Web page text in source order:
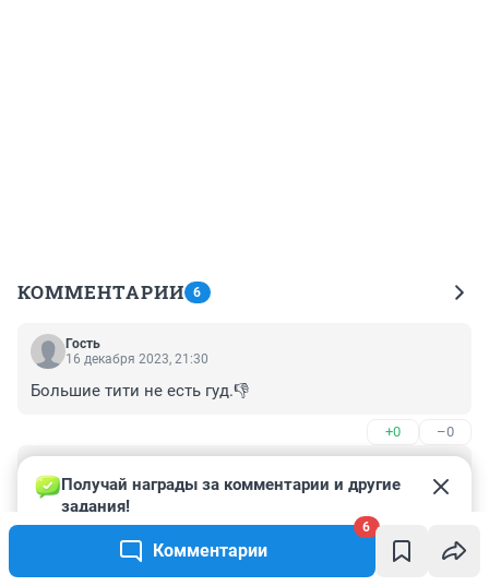
Комментарии
6
КОММЕНТАРИИ 6
Гость
16 декабря 2023, 21:30
Большие тити не есть гуд.👎
+0 –0
16 декабря 2023, 21:30
У меня всю жизнь первый размер и мужчины без ума
Получай награды за комментарии и другие
задания!
Подробнее в профиле